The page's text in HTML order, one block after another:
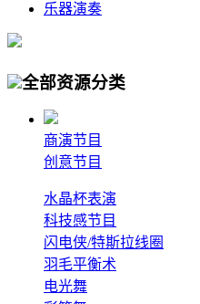
乐器演奏
全部资源分类
商演节目
创意节目
水晶杯表演
科技感节目
闪电侠/特斯拉线圈
羽毛平衡术
电光舞